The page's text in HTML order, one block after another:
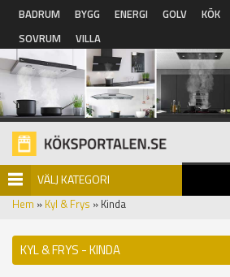
Hoppa till huvudinnehåll
BADRUM BYGG ENERGI GOLV KÖK
SOVRUM
VILLA
VÄLJ KATEGORI
Hem » Kyl & Frys » Kinda
KYL & FRYS - KINDA